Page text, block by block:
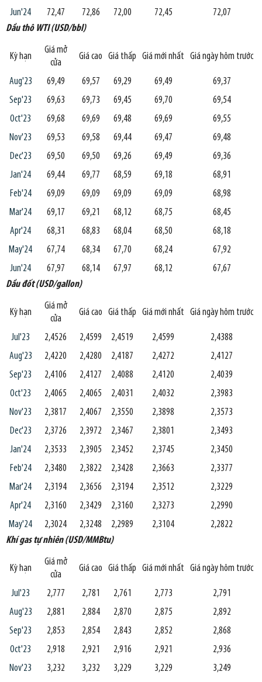
Jun'24
72,47 72,86 72,00 72,45
72,07
Dầu thô WTI (USD/bbl)
Kỳ hạn
Giá mở
cửa
Giá cao Giá thấp Giá mới nhất Giá ngày hôm trước
Aug'23 69,49 69,57 69,29 69,49
69,37
Sep'23
69,63 69,73 69,45 69,70
69,54
Oct'23
69,68 69,69 69,48 69,69
69,55
Nov'23
69,53 69,58 69,44 69,47
69,48
Dec'23
69,50 69,50 69,26 69,49
69,36
Jan'24
69,44 69,77 68,59 69,18
68,91
Feb'24
69,09 69,09 69,09 69,09
68,98
Mar'24
69,17 69,21 68,12 68,75
68,45
Apr'24
68,31 68,83 68,04 68,50
68,18
May'24
67,74 68,34 67,70 68,24
67,92
Jun'24
67,97 68,14 67,97 68,12
67,67
Dầu đốt (USD/gallon)
Kỳ hạn
Giá mở
cửa
Giá cao Giá thấp Giá mới nhất Giá ngày hôm trước
Jul'23 2,4526 2,4599 2,4519 2,4599
2,4388
Aug'23
2,4220 2,4280 2,4187 2,4272
2,4127
Sep'23
2,4106 2,4127 2,4088 2,4120
2,4039
Oct'23
2,4065 2,4065 2,4031 2,4032
2,3983
Nov'23
2,3817 2,4067 2,3550 2,3898
2,3573
Dec'23
2,3726 2,3972 2,3467 2,3801
2,3493
Jan'24
2,3533 2,3905 2,3452 2,3745
2,3450
Feb'24
2,3480 2,3822 2,3428 2,3663
2,3377
Mar'24
2,3194 2,3656 2,3194 2,3512
2,3229
Apr'24
2,3160 2,3429 2,3160 2,3273
2,2990
May'24
2,3024 2,3248 2,2989 2,3104
2,2822
Khí gas tự nhiên (USD/MMBtu)
Kỳ hạn
Giá mở
cửa
Giá cao Giá thấp Giá mới nhất Giá ngày hôm trước
Jul'23 2,777 2,781 2,761 2,773
2,791
Aug'23
2,881 2,884 2,870 2,875
2,892
Sep'23
2,853 2,854 2,843 2,852
2,868
Oct'23
2,918 2,921 2,916 2,921
2,936
Nov'23
3,232 3,232 3,229 3,229
3,249